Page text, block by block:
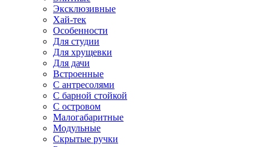
Эксклюзивные
Хай-тек
Особенности
Для студии
Для хрущевки
Для дачи
Встроенные
С антресолями
С барной стойкой
С островом
Малогабаритные
Модульные
Скрытые ручки